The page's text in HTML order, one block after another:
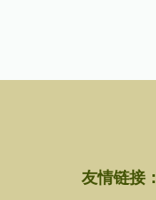
友情链接：